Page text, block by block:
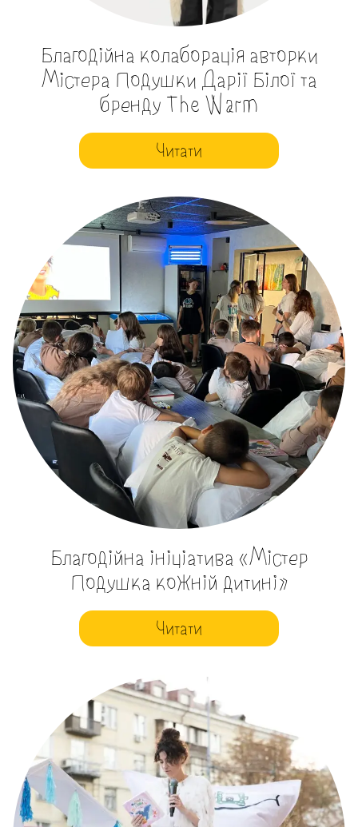
Благодійна колаборація авторки
Містера Подушки Дарії Білої та
бренду The Warm
Читати
Благодійна ініціатива «Містер
Подушка кожній дитині»
Читати